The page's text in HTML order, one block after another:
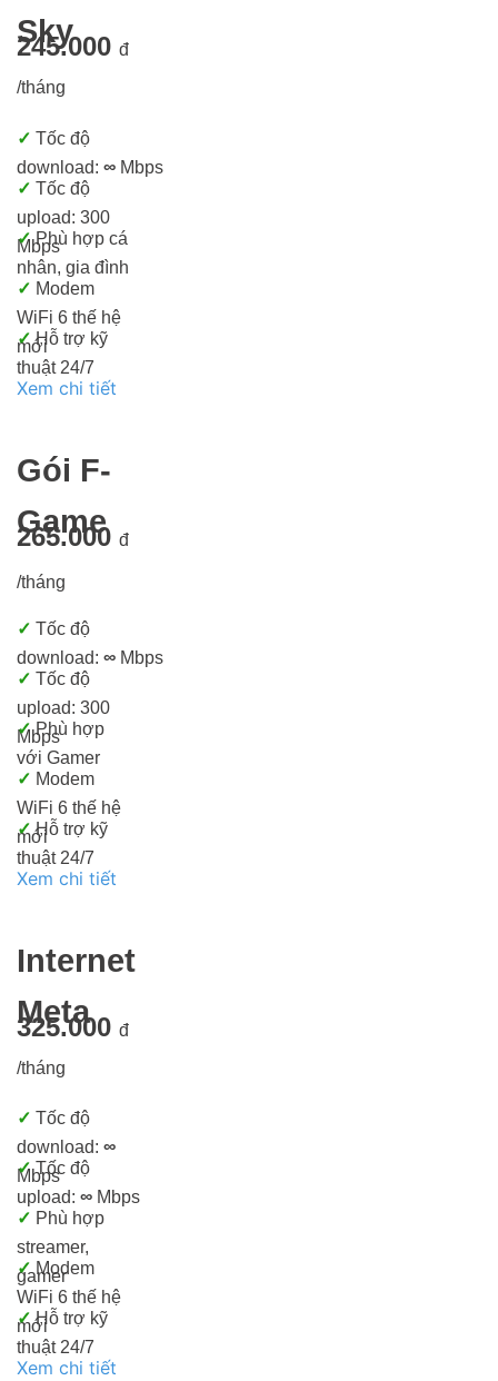
Sky
245.000 đ
/tháng
✓ Tốc độ
download: ∞ Mbps
✓ Tốc độ
upload: 300
Mbps
✓Phù hợp cá
nhân, gia đình
✓ Modem
WiFi 6 thế hệ
mới
✓Hỗ trợ kỹ
thuật 24/7
Xem chi tiết
Gói F-
Game
265.000 đ
/tháng
✓ Tốc độ
download: ∞ Mbps
✓ Tốc độ
upload: 300
Mbps
✓Phù hợp
với Gamer
✓ Modem
WiFi 6 thế hệ
mới
✓Hỗ trợ kỹ
thuật 24/7
Xem chi tiết
Internet
Meta
325.000 đ
/tháng
✓ Tốc độ
download: ∞
Mbps
✓Tốc độ
upload: ∞ Mbps
✓ Phù hợp
streamer,
gamer
✓Modem
WiFi 6 thế hệ
mới
✓Hỗ trợ kỹ
thuật 24/7
Xem chi tiết